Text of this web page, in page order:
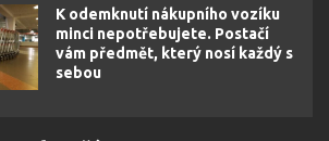
K odemknutí nákupního vozíku
minci nepotřebujete. Postačí
vám předmět, který nosí každý s
sebou